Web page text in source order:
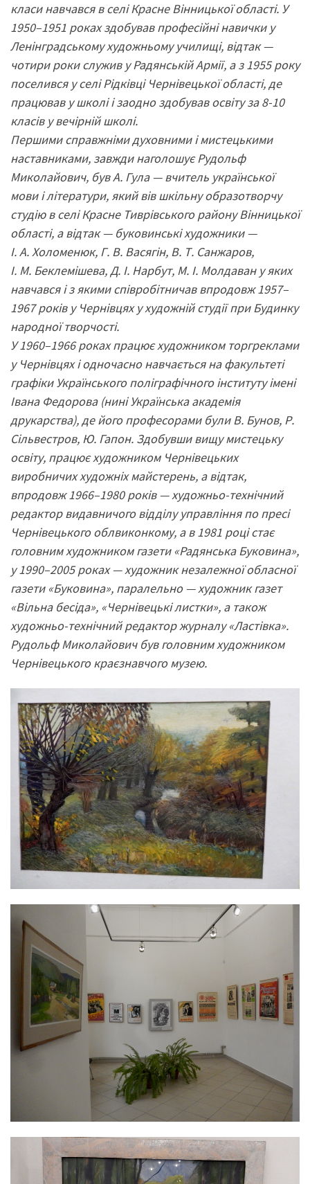
класи навчався в селі Красне Вінницької області. У
1950–1951 роках здобував професійні навички у
Ленінградському художньому училищі, відтак —
чотири роки служив у Радянській Армії, а з 1955 року
поселився у селі Рідківці Чернівецької області, де
працював у школі і заодно здобував освіту за 8-10
класів у вечірній школі.
Першими справжніми духовними і мистецькими
наставниками, завжди наголошує Рудольф
Миколайович, був А. Гула — вчитель української
мови і літератури, який вів шкільну образотворчу
студію в селі Красне Тиврівського району Вінницької
області, а відтак — буковинські художники —
І. А. Холоменюк, Г. В. Васягін, В. Т. Санжаров,
І. М. Беклемішева, Д. І. Нарбут, М. І. Молдаван у яких
навчався і з якими співробітничав впродовж 1957–
1967 років у Чернівцях у художній студії при Будинку
народної творчості.
У 1960–1966 роках працює художником торгреклами
у Чернівцях і одночасно навчається на факультеті
графіки Українського поліграфічного інституту імені
Івана Федорова (нині Українська академія
друкарства), де його професорами були В. Бунов, Р.
Сільвестров, Ю. Гапон. Здобувши вищу мистецьку
освіту, працює художником Чернівецьких
виробничих художніх майстерень, а відтак,
впродовж 1966–1980 років — художньо-технічний
редактор видавничого відділу управління по пресі
Чернівецького облвиконкому, а в 1981 році стає
головним художником газети «Радянська Буковина»,
у 1990–2005 роках — художник незалежної обласної
газети «Буковина», паралельно — художник газет
«Вільна бесіда», «Чернівецькі листки», а також
художньо-технічний редактор журналу «Ластівка».
Рудольф Миколайович був головним художником
Чернівецького краєзнавчого музею.